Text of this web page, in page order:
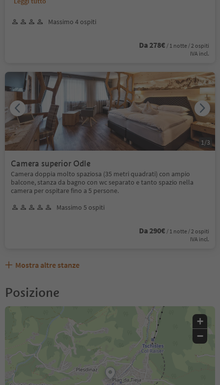
Massimo 4 ospiti
Da 278€ / 1 notte / 2 ospiti
IVA incl.
Camera superior Odle
Camera doppia molto spaziosa (35 metri quadrati) con ampio
balcone, stanza da bagno con wc separato e tanto spazio nella
camera per ospitare fino a 5 persone.
Massimo 5 ospiti
Da 290€ / 1 notte / 2 ospiti
IVA incl.
1 /3
Mostra altre stanze
Posizione
+
−